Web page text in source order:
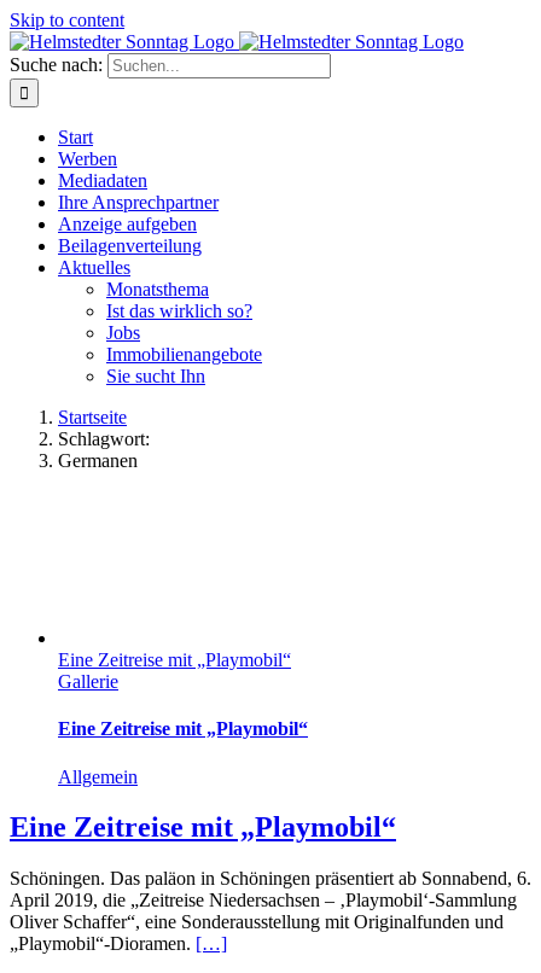
Skip to content
Suche nach:
Start
Werben
Mediadaten
Ihre Ansprechpartner
Anzeige aufgeben
Beilagenverteilung
Aktuelles
Monatsthema
Ist das wirklich so?
Jobs
Immobilienangebote
Sie sucht Ihn
Startseite
Schlagwort:
Germanen
Eine Zeitreise mit „Playmobil“
Gallerie
Eine Zeitreise mit „Playmobil“
Allgemein
Eine Zeitreise mit „Playmobil“
Schöningen. Das paläon in Schöningen präsentiert ab Sonnabend, 6.
April 2019, die „Zeitreise Niedersachsen – ‚Playmobil‘-Sammlung
Oliver Schaffer“, eine Sonderausstellung mit Originalfunden und
„Playmobil“-Dioramen. […]